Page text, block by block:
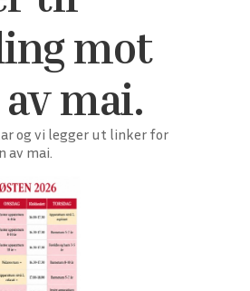
mot
mai.
og vi legger ut linker for
av mai.